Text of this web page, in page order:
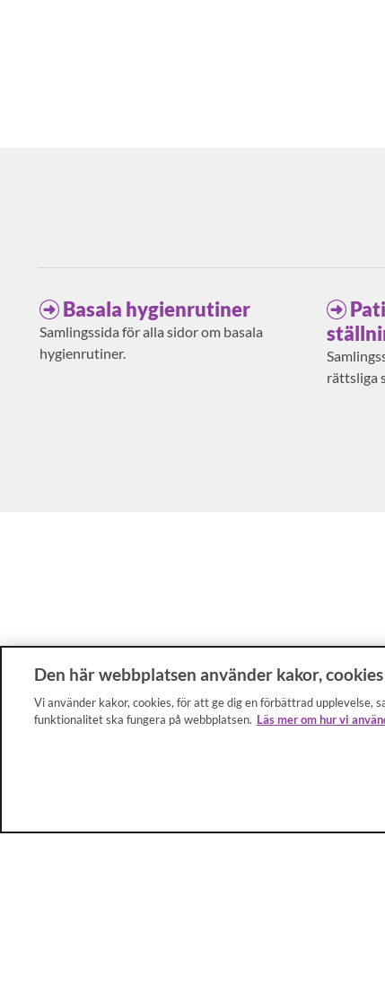
Basala hygienrutiner
Samlingssida för alla sidor om basala
hygienrutiner.
rättsliga
Den här webbplatsen använder kakor, cookies
Vi använder kakor, cookies, för att ge dig en förbättrad upplevelse,
funktionalitet ska fungera på webbplatsen. Läs mer om hur vi